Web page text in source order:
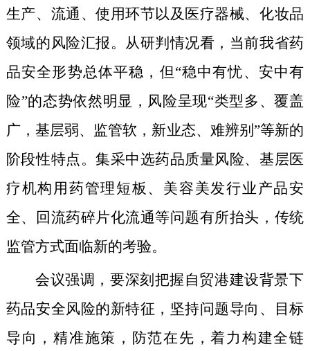
生产、流通、使用环节以及医疗器械、化妆品
领域的风险汇报。从研判情况看，当前我省药
品安全形势总体平稳，但“稳中有忧、安中有
险”的态势依然明显，风险呈现“类型多、覆盖
广，基层弱、监管软，新业态、难辨别”等新的
阶段性特点。集采中选药品质量风险、基层医
疗机构用药管理短板、美容美发行业产品安
全、回流药碎片化流通等问题有所抬头，传统
监管方式面临新的考验。
会议强调，要深刻把握自贸港建设背景下
药品安全风险的新特征，坚持问题导向、目标
导向，精准施策，防范在先，着力构建全链